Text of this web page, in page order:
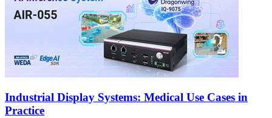
Industrial Display Systems: Medical Use Cases in
Practice